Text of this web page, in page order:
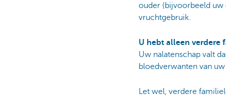
ouder (bijvoorbeeld uw
vruchtgebruik.
U hebt alleen verdere
Uw nalatenschap valt
bloedverwanten van
Let wel, verdere